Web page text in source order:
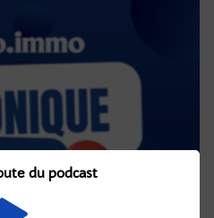
du podcast